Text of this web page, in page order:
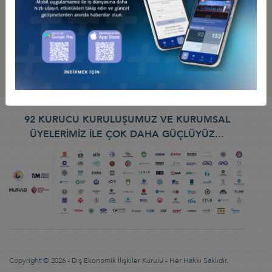
92 KURUCU KURULUŞUMUZ VE KURUMSAL
ÜYELERİMİZ İLE ÇOK DAHA GÜÇLÜYÜZ...
Copyright © 2026 - Dış Ekonomik İlişkiler Kurulu - Her Hakkı Saklıdır.